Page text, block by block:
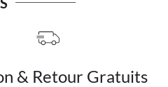
& Retour Gratuits